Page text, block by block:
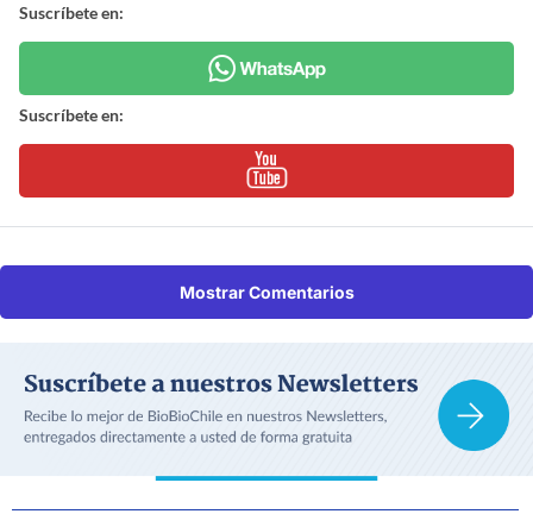
Suscríbete en:
Suscríbete en:
Mostrar Comentarios